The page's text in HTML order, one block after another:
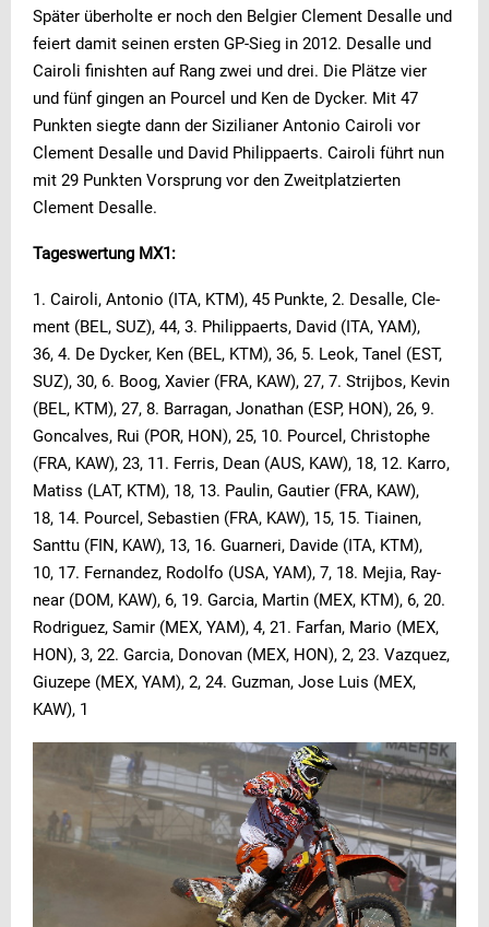
Später überholte er noch den Belgier Clement Desalle und
feiert damit seinen ersten GP-Sieg in 2012. Desalle und
Cairoli finishten auf Rang zwei und drei. Die Plätze vier
und fünf gingen an Pourcel und Ken de Dycker. Mit 47
Punkten siegte dann der Sizilianer Antonio Cairoli vor
Clement Desalle und David Philippaerts. Cairoli führt nun
mit 29 Punkten Vorsprung vor den Zweitplatzierten
Clement Desalle.
Tageswertung MX1:
1. Cai­ro­li, An­to­nio (ITA, KTM), 45 Punk­te, 2. Des­al­le, Cle­
ment (BEL, SUZ), 44, 3. Phil­ip­paerts, Da­vid (ITA, YAM),
36, 4. De Dy­cker, Ken (BEL, KTM), 36, 5. Leok, Ta­nel (EST,
SUZ), 30, 6. Boog, Xa­vier (FRA, KAW), 27, 7. Stri­j­bos, Ke­vin
(BEL, KTM), 27, 8. Bar­ragan, Jo­na­than (ESP, HON), 26, 9.
Gon­cal­ves, Rui (POR, HON), 25, 10. Pour­cel, Chris­to­phe
(FRA, KAW), 23, 11. Fer­ris, De­an (AUS, KAW), 18, 12. Kar­ro,
Ma­tiss (LAT, KTM), 18, 13. Pau­lin, Gau­tier (FRA, KAW),
18, 14. Pour­cel, Se­bas­ti­en (FRA, KAW), 15, 15. Tiai­nen,
Sant­tu (FIN, KAW), 13, 16. Guar­ne­ri, Da­vi­de (ITA, KTM),
10, 17. Fer­nan­dez, Ro­dol­fo (USA, YAM), 7, 18. Me­jia, Ray­
ne­ar (DOM, KAW), 6, 19. Gar­cia, Mar­tin (MEX, KTM), 6, 20.
Ro­d­ri­guez, Sa­mir (MEX, YAM), 4, 21. Far­fan, Ma­rio (MEX,
HON), 3, 22. Gar­cia, Do­no­van (MEX, HON), 2, 23. Vaz­quez,
Gi­uze­pe (MEX, YAM), 2, 24. Guz­man, Jo­se Lu­is (MEX,
KAW), 1